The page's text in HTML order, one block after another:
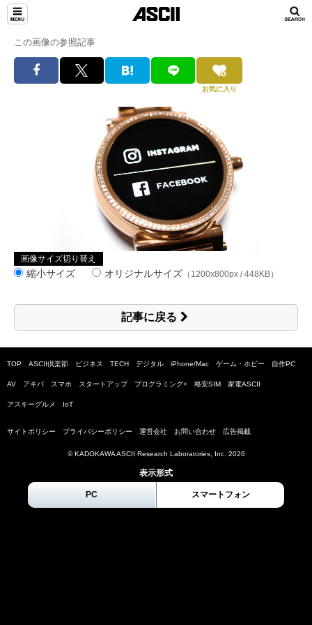
この画像の参照記事
お気に入り
画像サイズ切り替え
縮小サイズ オリジナルサイズ （1200x800px / 448KB）
記事に戻る
TOP ASCII倶楽部 ビジネス TECH デジタル iPhone/Mac ゲーム・ホビー 自作PC
AV アキバ スマホ スタートアップ プログラミング+ 格安SIM 家電ASCII
アスキーグルメ IoT
サイトポリシー プライバシーポリシー 運営会社 お問い合わせ 広告掲載
© KADOKAWA ASCII Research Laboratories, Inc. 2026
表示形式
PC スマートフォン